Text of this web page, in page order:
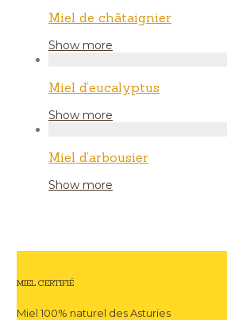
Miel de châtaignier
Show more
Miel d’eucalyptus
Show more
Miel d’arbousier
Show more
MIEL CERTIFIÉ
Miel 100% naturel des Asturies